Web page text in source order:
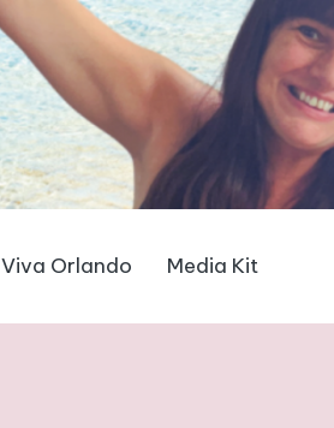
Viva Orlando Media Kit